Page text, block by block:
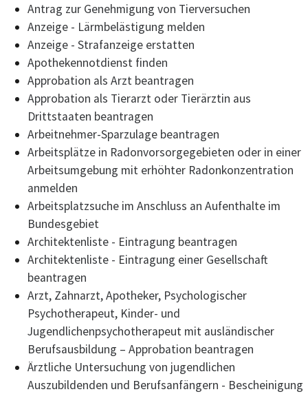
Antrag zur Genehmigung von Tierversuchen
Anzeige - Lärmbelästigung melden
Anzeige - Strafanzeige erstatten
Apothekennotdienst finden
Approbation als Arzt beantragen
Approbation als Tierarzt oder Tierärztin aus
Drittstaaten beantragen
Arbeitnehmer-Sparzulage beantragen
Arbeitsplätze in Radonvorsorgegebieten oder in einer
Arbeitsumgebung mit erhöhter Radonkonzentration
anmelden
Arbeitsplatzsuche im Anschluss an Aufenthalte im
Bundesgebiet
Architektenliste - Eintragung beantragen
Architektenliste - Eintragung einer Gesellschaft
beantragen
Arzt, Zahnarzt, Apotheker, Psychologischer
Psychotherapeut, Kinder- und
Jugendlichenpsychotherapeut mit ausländischer
Berufsausbildung – Approbation beantragen
Ärztliche Untersuchung von jugendlichen
Auszubildenden und Berufsanfängern - Bescheinigung